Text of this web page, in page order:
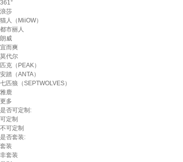
361°
浪莎
猫人（MiiOW）
都市丽人
朗威
宜而爽
莫代尔
匹克（PEAK）
安踏（ANTA）
七匹狼（SEPTWOLVES）
雅鹿
更多
是否可定制:
可定制
不可定制
是否套装:
套装
非套装